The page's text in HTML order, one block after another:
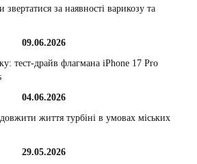
звертатися за наявності варикозу та
09.06.2026
тест-драйв флагмана iPhone 17 Pro
04.06.2026
життя турбіні в умовах міських
29.05.2026